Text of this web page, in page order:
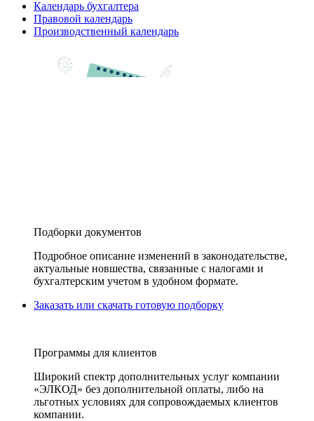
Календарь бухгалтера
Правовой календарь
Производственный календарь
Подборки документов
Подробное описание изменений в законодательстве,
актуальные новшества, связанные с налогами и
бухгалтерским учетом в удобном формате.
Заказать или скачать готовую подборку
Программы для клиентов
Широкий спектр дополнительных услуг компании
«ЭЛКОД» без дополнительной оплаты, либо на
льготных условиях для сопровождаемых клиентов
компании.